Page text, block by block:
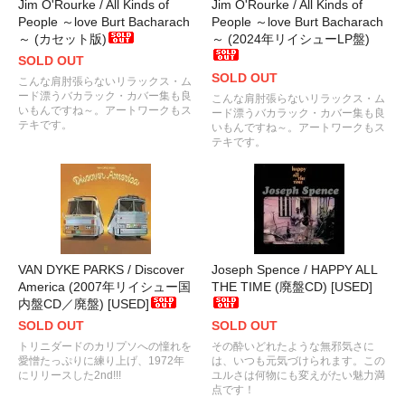
Jim O'Rourke / All Kinds of
People ～love Burt Bacharach
～ (カセット版)
SOLD OUT
こんな肩肘張らないリラックス・ム
ード漂うバカラック・カバー集も良
いもんですね～。アートワークもス
テキです。
Jim O'Rourke / All Kinds of
People ～love Burt Bacharach
～ (2024年リイシューLP盤)
SOLD OUT
こんな肩肘張らないリラックス・ム
ード漂うバカラック・カバー集も良
いもんですね～。アートワークもス
テキです。
VAN DYKE PARKS / Discover
America (2007年リイシュー国
内盤CD／廃盤) [USED]
SOLD OUT
トリニダードのカリプソへの憧れを
愛憎たっぷりに練り上げ、1972年
にリリースした2nd!!!
Joseph Spence / HAPPY ALL
THE TIME (廃盤CD) [USED]
SOLD OUT
その酔いどれたような無邪気さに
は、いつも元気づけられます。この
ユルさは何物にも変えがたい魅力満
点です！